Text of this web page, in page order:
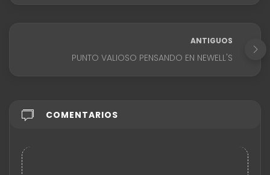
ANTIGUOS
PUNTO VALIOSO PENSANDO EN NEWELL'S
COMENTARIOS